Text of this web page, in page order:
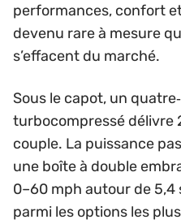
performances, confort
devenu rare à mesure
s’effacent du marché.
Sous le capot, un
turbocompressé délivre
couple. La puissance
une boîte à double
0–60 mph autour de 5,4
parmi les options les